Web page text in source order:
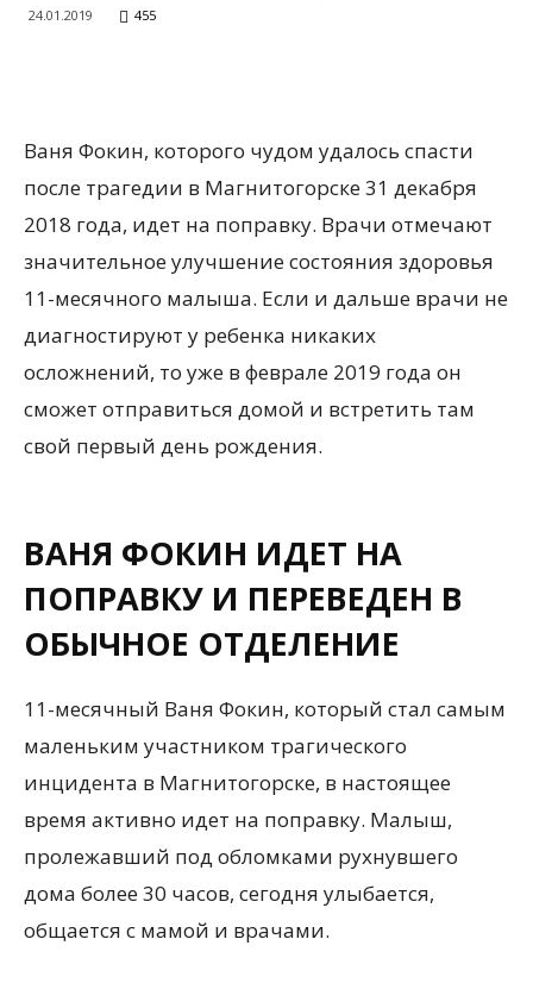
24.01.2019 455
Ваня Фокин, которого чудом удалось спасти
после трагедии в Магнитогорске 31 декабря
2018 года, идет на поправку. Врачи отмечают
значительное улучшение состояния здоровья
11-месячного малыша. Если и дальше врачи не
диагностируют у ребенка никаких
осложнений, то уже в феврале 2019 года он
сможет отправиться домой и встретить там
свой первый день рождения.
ВАНЯ ФОКИН ИДЕТ НА
ПОПРАВКУ И ПЕРЕВЕДЕН В
ОБЫЧНОЕ ОТДЕЛЕНИЕ
11-месячный Ваня Фокин, который стал самым
маленьким участником трагического
инцидента в Магнитогорске, в настоящее
время активно идет на поправку. Малыш,
пролежавший под обломками рухнувшего
дома более 30 часов, сегодня улыбается,
общается с мамой и врачами.